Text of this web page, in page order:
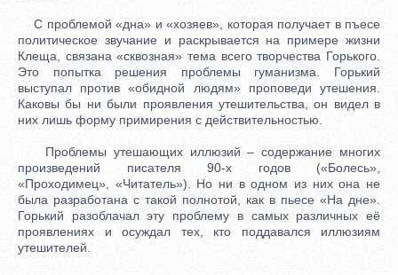
С проблемой «дна» и «хозяев», которая получает в пъесе
политическое звучание и раскрывается на примере жизни
Клеща, связана «сквозная» тема всего творчества Горького.
Это попытка решения проблемы гуманизма. Горький
выступал против «обидной людям» проповеди утешения.
Каковы бы ни были проявления утешительства, он видел в
них лишь форму примирения с действительностью.
Проблемы утешающих иллюзий – содержание многих
произведений писателя 90-х годов («Болесь»,
«Проходимец», «Читатель»). Но ни в одном из них она не
была разработана с такой полнотой, как в пьесе «На дне».
Горький разоблачал эту проблему в самых различных её
проявлениях и осуждал тех, кто поддавался иллюзиям
утешителей.